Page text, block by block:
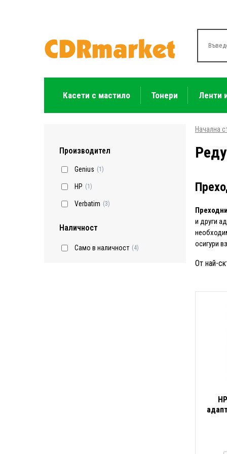
Касети с мастило Тонери Ленти
Производител
Genius (1)
HP (1)
Verbatim (3)
Наличност
Само в наличност (4)
Начална
и други
осигури
От най-